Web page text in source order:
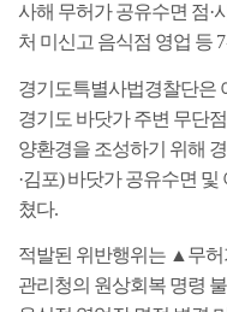
사해 무허가 공유수면 점·
처 미신고 음식점 영업 등 7
경기도특별사법경찰단은
경기도 바닷가 주변 무단
양환경을 조성하기 위해
·김포)바닷가 공유수면 및
쳤다.
적발된 위반행위는 ▲ 무
관리청의 원상회복 명령